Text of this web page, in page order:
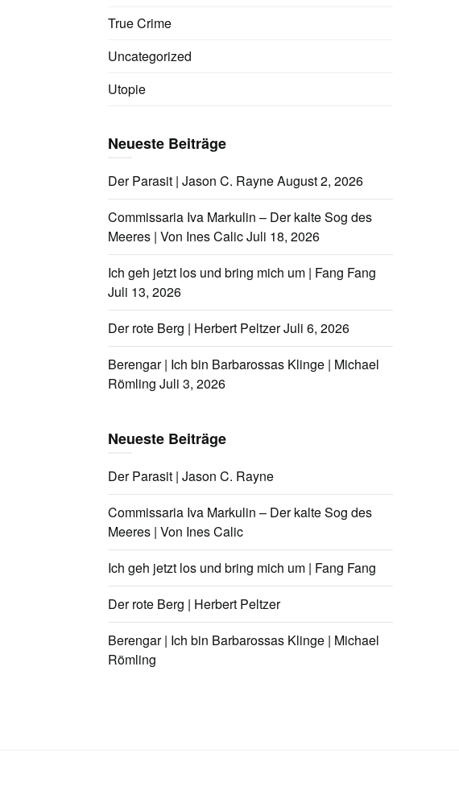
True Crime
Uncategorized
Utopie
Neueste Beiträge
Der Parasit | Jason C. RayneAugust 2, 2026
Commissaria Iva Markulin – Der kalte Sog des
Meeres | Von Ines CalicJuli 18, 2026
Ich geh jetzt los und bring mich um | Fang Fang
Juli 13, 2026
Der rote Berg | Herbert PeltzerJuli 6, 2026
Berengar | Ich bin Barbarossas Klinge | Michael
Römling Juli 3, 2026
Neueste Beiträge
Der Parasit | Jason C. Rayne
Commissaria Iva Markulin – Der kalte Sog des
Meeres | Von Ines Calic
Ich geh jetzt los und bring mich um | Fang Fang
Der rote Berg | Herbert Peltzer
Berengar | Ich bin Barbarossas Klinge | Michael
Römling